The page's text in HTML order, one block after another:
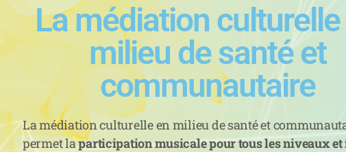
La médiation culturelle
milieu de santé et
communautaire
La médiation culturelle en milieu de santé et
permet laparticipation musicale pour tous les niveaux et